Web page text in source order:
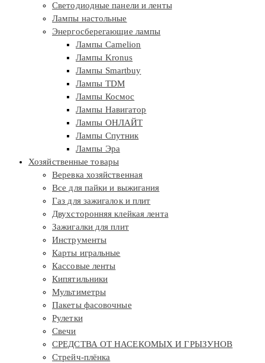
Светодиодные панели и ленты
Лампы настольные
Энергосберегающие лампы
Лампы Camelion
Лампы Kronus
Лампы Smartbuy
Лампы TDM
Лампы Космос
Лампы Навигатор
Лампы ОНЛАЙТ
Лампы Спутник
Лампы Эра
Хозяйственные товары
Веревка хозяйственная
Все для пайки и выжигания
Газ для зажигалок и плит
Двухсторонняя клейкая лента
Зажигалки для плит
Инструменты
Карты игральные
Кассовые ленты
Кипятильники
Мультиметры
Пакеты фасовочные
Рулетки
Свечи
СРЕДСТВА ОТ НАСЕКОМЫХ И ГРЫЗУНОВ
Стрейч-плёнка